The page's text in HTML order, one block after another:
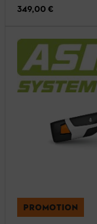
349,00 €
PROMOTION